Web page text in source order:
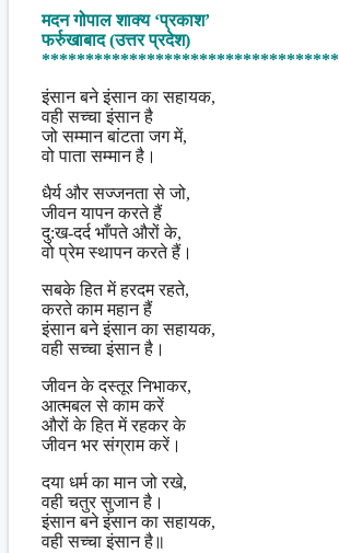
Share
मदन गोपाल शाक्य ‘प्रकाश’
फर्रुखाबाद (उत्तर प्रदेश)
इंसान बने इंसान का सहायक,
वही सच्चा इंसान है
जो सम्मान बांटता जग में,
वो पाता सम्मान है।
धैर्य और सज्जनता से जो,
जीवन यापन करते हैं
दु:ख-दर्द भाँपते औरों के,
वो प्रेम स्थापन करते हैं।
सबके हित में हरदम रहते,
करते काम महान हैं
इंसान बने इंसान का सहायक,
वही सच्चा इंसान है।
जीवन के दस्तूर निभाकर,
आत्मबल से काम करें
औरों के हित में रहकर के
जीवन भर संग्राम करें।
दया धर्म का मान जो रखे,
वही चतुर सुजान है।
इंसान बने इंसान का सहायक,
वही सच्चा इंसान है॥